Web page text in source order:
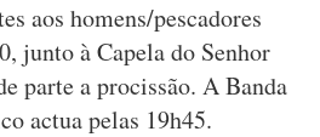
aos homens/pescadores
junto à Capela do Senhor
parte a procissão. A Banda
actua pelas 19h45.